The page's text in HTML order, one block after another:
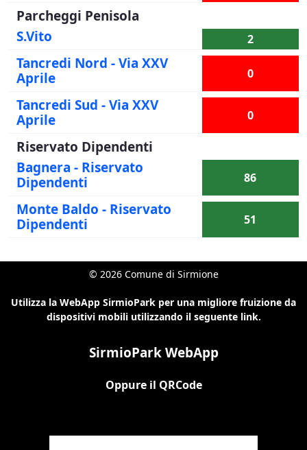
Parcheggi Penisola
S.Vito
2
Tancredi Nord - Via XXV
Aprile
0
Tancredi Sud - Via XXV
Aprile
0
Riservato Dipendenti
Bagnera - Riservato
Dipendenti
86
Monte Baldo - Riservato
Dipendenti
51
© 2026 Comune di Sirmione
Utilizza la WebApp SirmioPark per una migliore fruizione da
dispositivi mobili utilizzando il seguente link.
SirmioPark WebApp
Oppure il QRCode